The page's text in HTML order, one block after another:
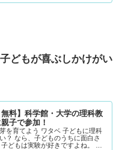
どもが喜ぶしかけがい
無料】科学館・大学の理科教
子で参加！
を育てよう ワタベ 子どもに理科
？ なら、子どものうちに面白さ
どもは実験が好きですよね。 昨